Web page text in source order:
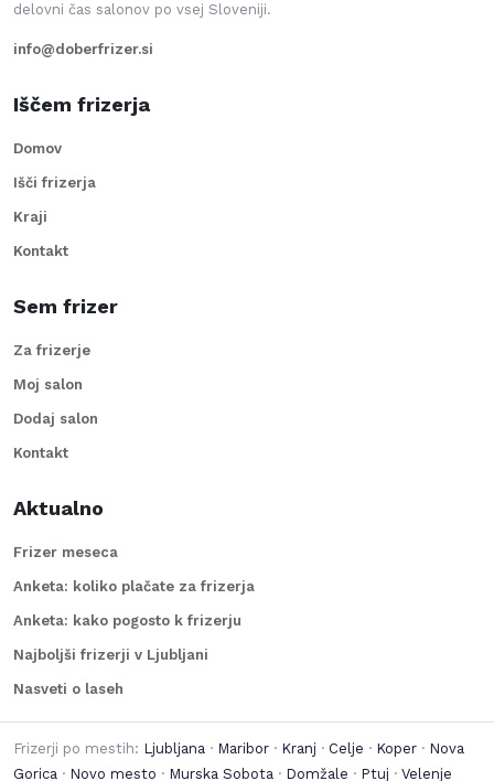
delovni čas salonov po vsej Sloveniji.
info@doberfrizer.si
Iščem frizerja
Domov
Išči frizerja
Kraji
Kontakt
Sem frizer
Za frizerje
Moj salon
Dodaj salon
Kontakt
Aktualno
Frizer meseca
Anketa: koliko plačate za frizerja
Anketa: kako pogosto k frizerju
Najboljši frizerji v Ljubljani
Nasveti o laseh
Frizerji po mestih: Ljubljana · Maribor · Kranj · Celje · Koper · Nova
Gorica · Novo mesto · Murska Sobota · Domžale · Ptuj · Velenje